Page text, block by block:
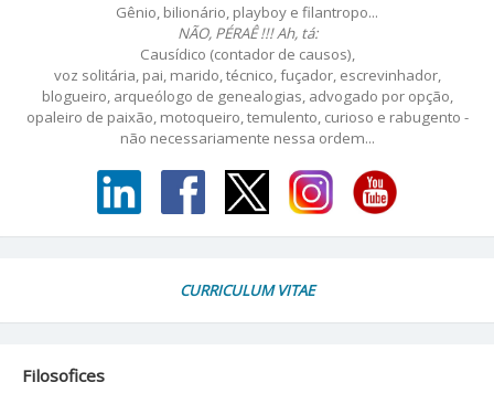
Gênio, bilionário, playboy e filantropo...
NÃO, PÉRAÊ !!! Ah, tá:
Causídico (contador de causos),
voz solitária, pai, marido, técnico, fuçador, escrevinhador,
blogueiro, arqueólogo de genealogias, advogado por opção,
opaleiro de paixão, motoqueiro, temulento, curioso e rabugento -
não necessariamente nessa ordem...
CURRICULUM VITAE
Filosofices